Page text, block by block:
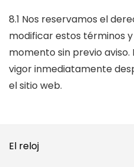
8.1 Nos reservamos el
modificar estos términos
momento sin previo
vigor inmediatamente
el sitio web.
El reloj